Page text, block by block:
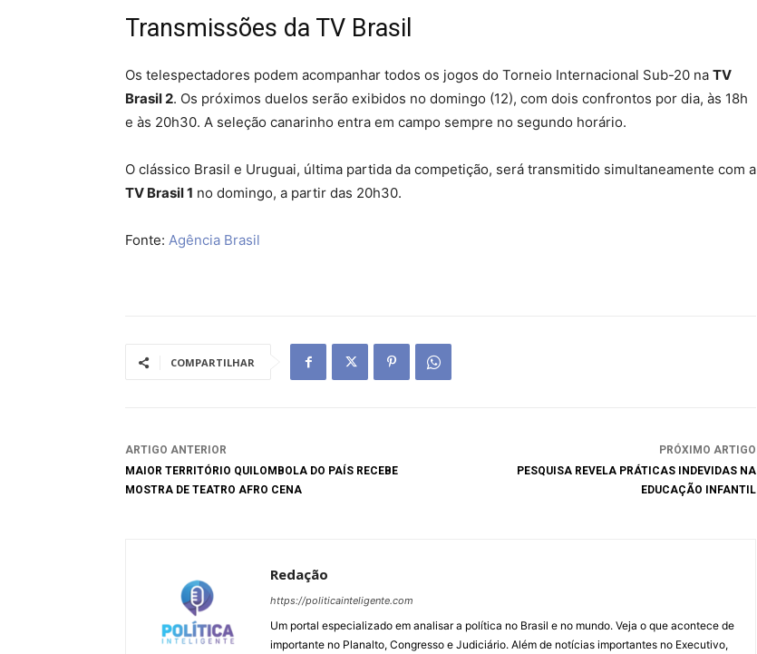
Transmissões da TV Brasil
Os telespectadores podem acompanhar todos os jogos do Torneio Internacional Sub-20 na TV
Brasil 2. Os próximos duelos serão exibidos no domingo (12), com dois confrontos por dia, às 18h
e às 20h30. A seleção canarinho entra em campo sempre no segundo horário.
O clássico Brasil e Uruguai, última partida da competição, será transmitido simultaneamente com a
TV Brasil 1 no domingo, a partir das 20h30.
Fonte: Agência Brasil
COMPARTILHAR
ARTIGO ANTERIOR
MAIOR TERRITÓRIO QUILOMBOLA DO PAÍS RECEBE
MOSTRA DE TEATRO AFRO CENA
PRÓXIMO ARTIGO
PESQUISA REVELA PRÁTICAS INDEVIDAS NA
EDUCAÇÃO INFANTIL
Redação
https://politicainteligente.com
Um portal especializado em analisar a política no Brasil e no mundo. Veja o que acontece de
importante no Planalto, Congresso e Judiciário. Além de notícias importantes no Executivo,